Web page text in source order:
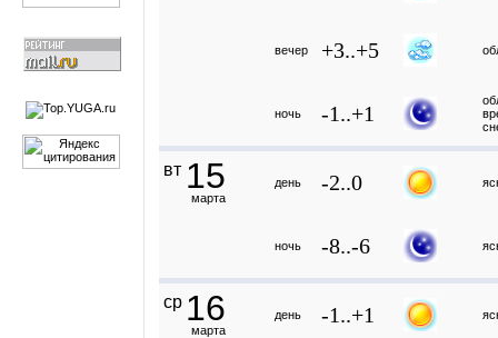
вечер +3..+5
ночь -1..+1
вт 15
марта
день -2..0
ночь -8..-6
ср 16
марта
день -1..+1